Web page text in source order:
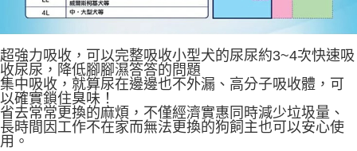
超強力吸收，可以完整吸收小型犬的尿尿約3~4次快速吸
收尿尿，降低腳腳濕答答的問題
集中吸收，就算尿在邊邊也不外漏、高分子吸收體，可
以確實鎖住臭味！
省去常常更換的麻煩，不僅經濟實惠同時減少垃圾量、
長時間因工作不在家而無法更換的狗飼主也可以安心使
用。